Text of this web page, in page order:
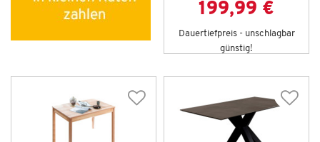
199,99 €
Dauertiefpreis - unschlagbar
günstig!